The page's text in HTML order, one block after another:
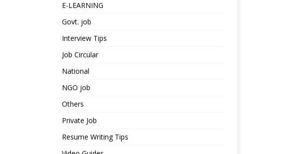
E-LEARNING
Govt. job
Interview Tips
Job Circular
National
NGO job
Others
Private Job
Resume Writing Tips